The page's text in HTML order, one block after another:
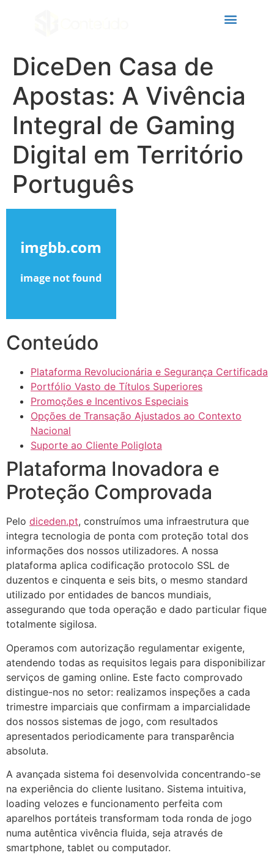
paketleri
panel
panel
panel
panel
panel
panel
panel
panel
satın al
satın al
panel
panel
panel
panel
panel
panel
panel
panel
panel
panel
panel
panel
panel
panel
DiceDen Casa de
Apostas: A Vivência
Integral de Gaming
Digital em Território
Português
Conteúdo
Plataforma Revolucionária e Segurança Certificada
Portfólio Vasto de Títulos Superiores
Promoções e Incentivos Especiais
Opções de Transação Ajustados ao Contexto
Nacional
Suporte ao Cliente Poliglota
Plataforma Inovadora e
Proteção Comprovada
Pelo diceden.pt, construímos uma infraestrutura que
integra tecnologia de ponta com proteção total dos
informações dos nossos utilizadores. A nossa
plataforma aplica codificação protocolo SSL de
duzentos e cinquenta e seis bits, o mesmo standard
utilizado por entidades de bancos mundiais,
assegurando que toda operação e dado particular fique
totalmente sigilosa.
Operamos com autorização regulamentar exigente,
atendendo todas as requisitos legais para disponibilizar
serviços de gaming online. Este facto comprovado
distingue-nos no setor: realizamos inspeções a cada
trimestre imparciais que confirmam a imparcialidade
dos nossos sistemas de jogo, com resultados
apresentados periodicamente para transparência
absoluta.
A avançada sistema foi desenvolvida concentrando-se
na experiência do cliente lusitano. Sistema intuitiva,
loading velozes e funcionamento perfeita com
aparelhos portáteis transformam toda ronda de jogo
numa autêntica vivência fluida, seja através de
smartphone, tablet ou computador.